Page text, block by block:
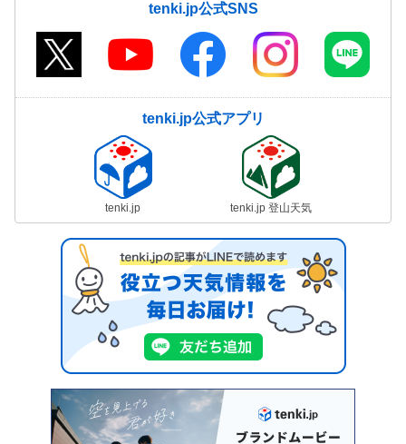
tenki.jp公式SNS
tenki.jp公式アプリ
tenki.jp tenki.jp 登山天気